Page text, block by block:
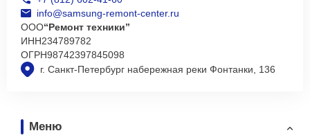
г. Санкт-Петербург набережная реки Фонтанки, 136
info@samsung-remont-center.ru
ООО“Ремонт техники”
ИНН234789782
ОГРН98742397845098
Меню